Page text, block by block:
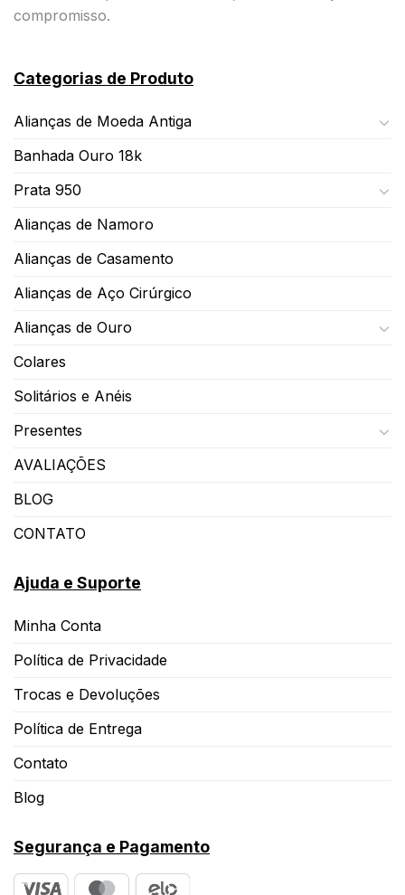
compromisso.
Categorias de Produto
Alianças de Moeda Antiga
Banhada Ouro 18k
Prata 950
Alianças de Namoro
Alianças de Casamento
Alianças de Aço Cirúrgico
Alianças de Ouro
Colares
Solitários e Anéis
Presentes
AVALIAÇÕES
BLOG
CONTATO
Ajuda e Suporte
Minha Conta
Política de Privacidade
Trocas e Devoluções
Política de Entrega
Contato
Blog
Segurança e Pagamento